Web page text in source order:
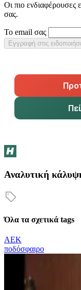
Οι πιο ενδιαφέρουσες
σας.
Το email σας
Εγγραφή στις
Αναλυτική
Όλα τα σχετικά tags
ΑΕΚ
ποδόσφαιρο